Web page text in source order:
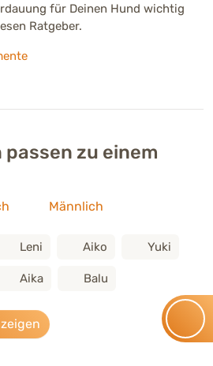
für Deinen Hund wichtig
Ratgeber.
passen zu einem
Männlich
Leni Aiko Yuki
Aika Balu